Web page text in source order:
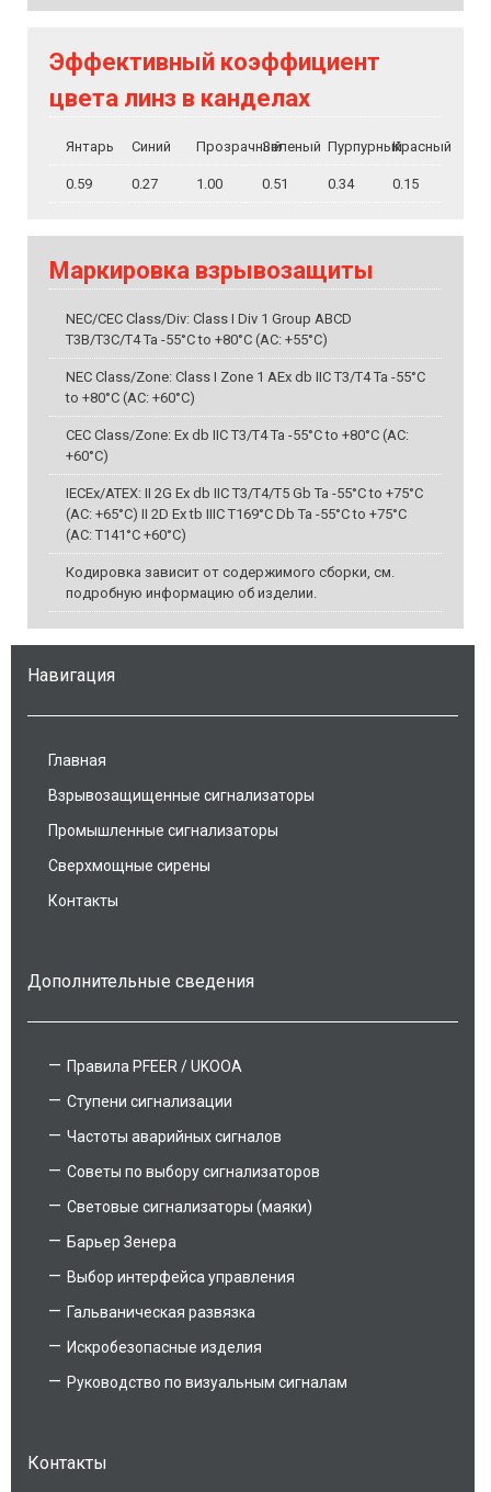
Эффективный коэффициент
цвета линз в канделах
Янтарь Синий ПрозрачныйЗеленый ПурпурныйКрасный
0.59 0.27 1.00 0.51 0.34 0.15
Маркировка взрывозащиты
NEC/CEC Class/Div: Class I Div 1 Group ABCD
T3B/T3C/T4 Ta -55°C to +80°C (AC: +55°C)
NEC Class/Zone: Class I Zone 1 AEx db IIC T3/T4 Ta -55°C
to +80°C (AC: +60°C)
CEC Class/Zone: Ex db IIC T3/T4 Ta -55°C to +80°C (AC:
+60°C)
IECEx/ATEX: II 2G Ex db IIC T3/T4/T5 Gb Ta -55°C to +75°C
(AC: +65°C) II 2D Ex tb IIIC T169°C Db Ta -55°C to +75°C
(AC: T141°C +60°C)
Кодировка зависит от содержимого сборки, см.
подробную информацию об изделии.
Навигация
Главная
Взрывозащищенные сигнализаторы
Промышленные сигнализаторы
Сверхмощные сирены
Контакты
Дополнительные сведения
Правила PFEER / UKOOA
Ступени сигнализации
Частоты аварийных сигналов
Советы по выбору сигнализаторов
Световые сигнализаторы (маяки)
Барьер Зенера
Выбор интерфейса управления
Гальваническая развязка
Искробезопасные изделия
Руководство по визуальным сигналам
Контакты